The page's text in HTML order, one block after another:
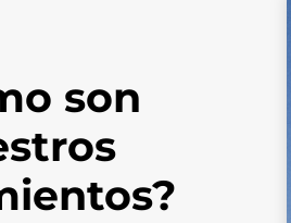
son